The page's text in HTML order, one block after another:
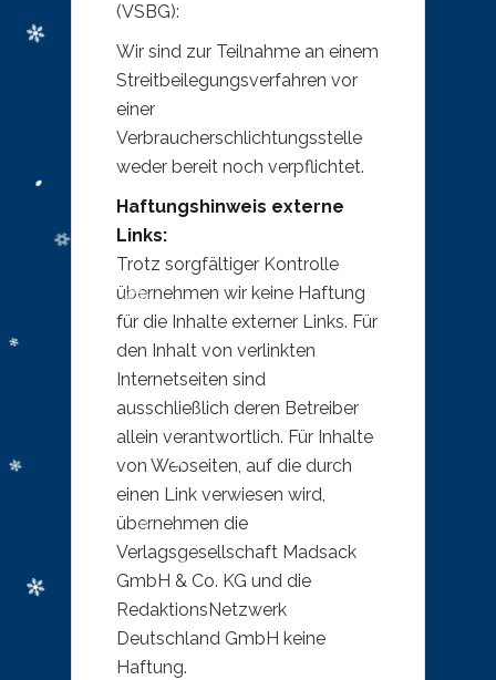
(VSBG):
Wir sind zur Teilnahme an einem
Streitbeilegungsverfahren vor
einer
Verbraucherschlichtungsstelle
weder bereit noch verpflichtet.
Haftungshinweis externe
Links:
Trotz sorgfältiger Kontrolle
übernehmen wir keine Haftung
für die Inhalte externer Links. Für
den Inhalt von verlinkten
Internetseiten sind
ausschließlich deren Betreiber
allein verantwortlich. Für Inhalte
von Webseiten, auf die durch
einen Link verwiesen wird,
übernehmen die
Verlagsgesellschaft Madsack
GmbH & Co. KG und die
RedaktionsNetzwerk
Deutschland GmbH keine
Haftung.